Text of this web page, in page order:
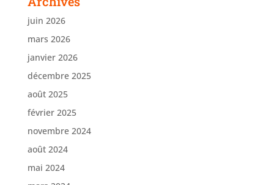
juin 2026
mars 2026
janvier 2026
décembre 2025
août 2025
février 2025
novembre 2024
août 2024
mai 2024